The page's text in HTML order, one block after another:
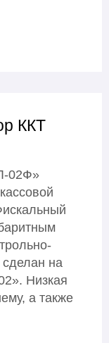
ККТ
02Ф»
на
Низкая
а также